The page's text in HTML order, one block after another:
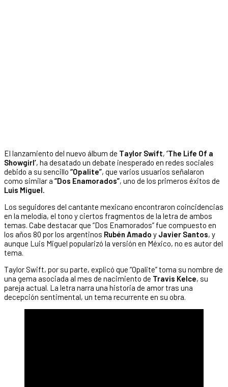
El lanzamiento del nuevo álbum de Taylor Swift, ‘The Life Of a
Showgirl’, ha desatado un debate inesperado en redes sociales
debido a su sencillo “Opalite”, que varios usuarios señalaron
como similar a “Dos Enamorados”, uno de los primeros éxitos de
Luis Miguel.
Los seguidores del cantante mexicano encontraron coincidencias
en la melodía, el tono y ciertos fragmentos de la letra de ambos
temas. Cabe destacar que “Dos Enamorados” fue compuesto en
los años 80 por los argentinos Rubén Amado y Javier Santos, y
aunque Luis Miguel popularizó la versión en México, no es autor del
tema.
Taylor Swift, por su parte, explicó que “Opalite” toma su nombre de
una gema asociada al mes de nacimiento de Travis Kelce, su
pareja actual. La letra narra una historia de amor tras una
decepción sentimental, un tema recurrente en su obra.